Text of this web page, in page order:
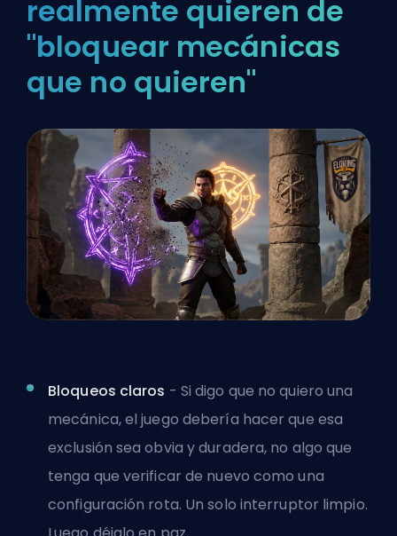
realmente quieren de
"bloquear mecánicas
que no quieren"
Bloqueos claros - Si digo que no quiero una
mecánica, el juego debería hacer que esa
exclusión sea obvia y duradera, no algo que
tenga que verificar de nuevo como una
configuración rota. Un solo interruptor limpio.